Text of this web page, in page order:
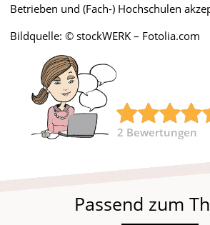
Betrieben und (Fach-) Hochschulen
Bildquelle: © stockWERK – Fotolia.com
2 Bewertungen
Passend zum